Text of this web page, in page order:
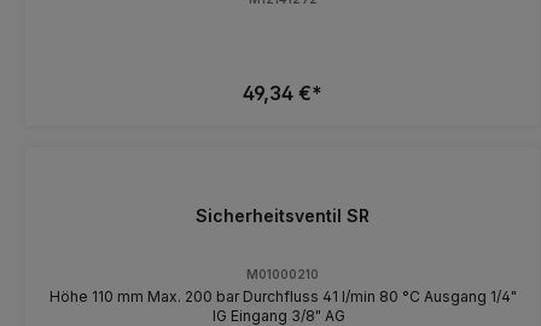
49,34 €*
Sicherheitsventil SR
M01000210
Höhe 110 mm Max. 200 bar Durchfluss 41 l/min 80 °C Ausgang 1/4"
IG Eingang 3/8" AG